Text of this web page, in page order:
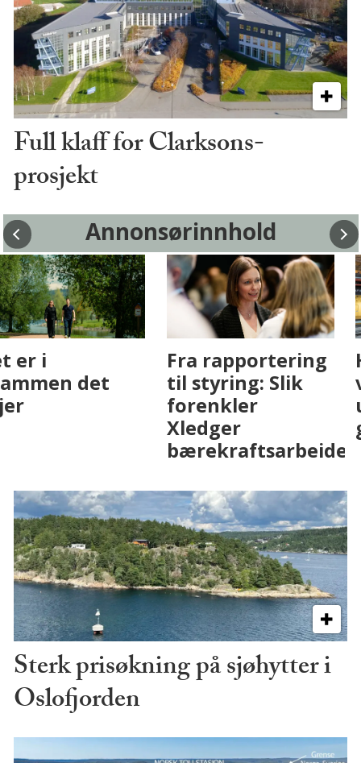
Full klaff for Clarksons-
prosjekt
Annonsørinnhold
Fenistra endrer
eiendomsbransjen
med AI. Slik ser vi
Det er i
Drammen det
skjer
Sterk prisøkning på sjøhytter i
Oslofjorden